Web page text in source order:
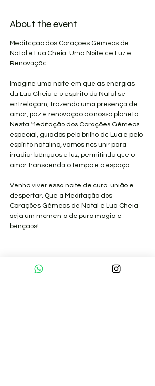
About the event
Meditação dos Corações Gêmeos de
Natal e Lua Cheia: Uma Noite de Luz e
Renovação
Imagine uma noite em que as energias
da Lua Cheia e o espírito do Natal se
entrelaçam, trazendo uma presença de
amor, paz e renovação ao nosso planeta.
Nesta Meditação dos Corações Gêmeos
especial, guiados pelo brilho da Lua e pelo
espírito natalino, vamos nos unir para
irradiar bênçãos e luz, permitindo que o
amor transcenda o tempo e o espaço.
Venha viver essa noite de cura, união e
despertar. Que a Meditação dos
Corações Gêmeos de Natal e Lua Cheia
seja um momento de pura magia e
bênçãos!